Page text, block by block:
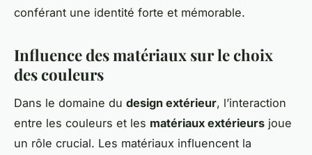
conférant une identité forte et mémorable.
Influence des matériaux sur le choix
des couleurs
Dans le domaine du design extérieur, l’interaction
entre les couleurs et les matériaux extérieurs joue
un rôle crucial. Les matériaux influencent la